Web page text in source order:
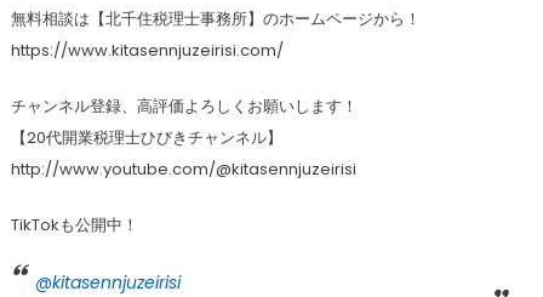
無料相談は【北千住税理士事務所】のホームページから！
https://www.kitasennjuzeirisi.com/
チャンネル登録、高評価よろしくお願いします！
【20代開業税理士ひびきチャンネル】
http://www.youtube.com/@kitasennjuzeirisi
TikTokも公開中！
@kitasennjuzeirisi